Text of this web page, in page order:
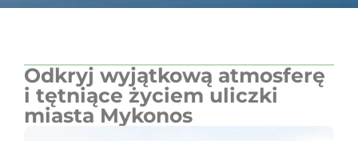
Odkryj wyjątkową atmosferę
i tętniące życiem uliczki
miasta Mykonos